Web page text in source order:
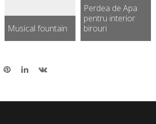
Musical fountain
Perdea de Apa
pentru interior
birouri